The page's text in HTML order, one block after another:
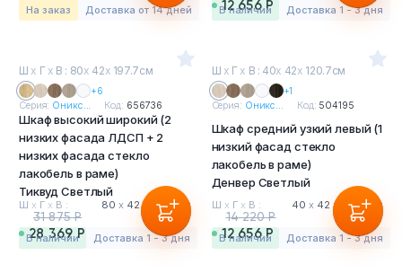
8 834 Р
На заказ Доставка от 14 дней 12 656 Р
в наличии Доставка 1 - 3 дня
Ш х Г х В : 80х 42х 197.7см
+6
Серия: Оникс... Код: 656736
Шкаф высокий широкий (2
низких фасада ЛДСП + 2
низких фасада стекло
лакобель в раме)
Тиквуд Светлый
Ш х Г х В : 80 х42х 197.7 см
28 369 Р
31 875 Р
в наличии Доставка 1 - 3 дня
Ш х Г х В : 40х 42х 120.7см
+1
Серия: Оникс... Код: 504195
Шкаф средний узкий левый (1
низкий фасад стекло
лакобель в раме)
Денвер Светлый
Ш х Г х В : 40 х 42 х 120.7 см
12 656 Р
14 220 Р
в наличии Доставка 1 - 3 дня